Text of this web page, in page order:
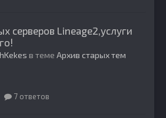
серверов Lineage2,услуги
в теме Архив старых тем
7 ответов